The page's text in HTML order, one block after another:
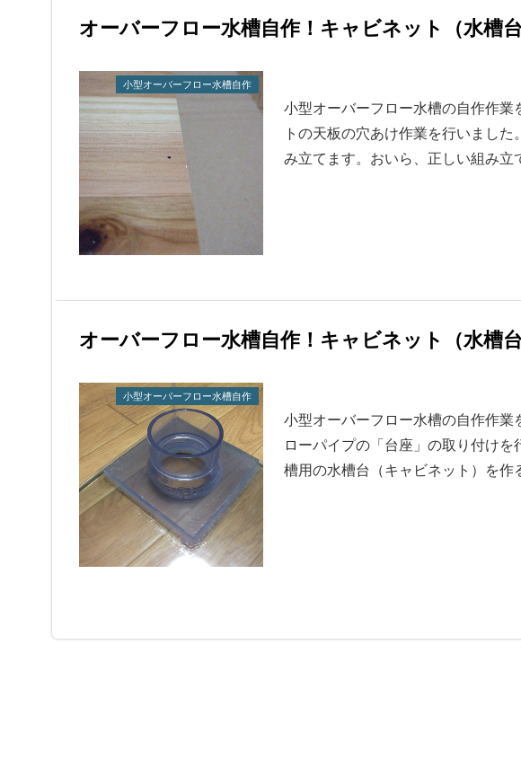
オーバーフロー水槽自作！キャビネット（水槽
小型オーバーフロー水槽自作
小型オーバーフロー水槽の自作作業
トの天板の穴あけ作業を行いまし
み立てます。おいら、正しい組み
オーバーフロー水槽自作！キャビネット（水槽
小型オーバーフロー水槽自作
小型オーバーフロー水槽の自作作業
ローパイプの「台座」の取り付け
槽用の水槽台（キャビネット）を